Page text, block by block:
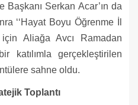
Serkan Acar’ın da
‘‘Hayat Boyu Öğrenme İl
için Aliağa Avcı Ramadan
katılımla gerçekleştirilen
sahne oldu.
Toplantı